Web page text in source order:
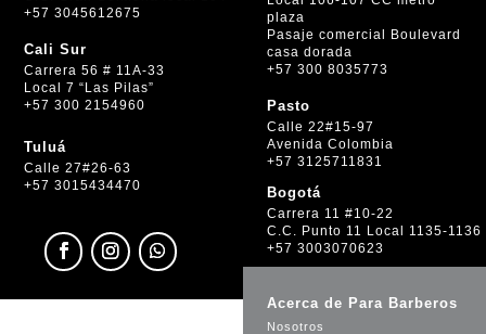
+57 3045612675
Cali Sur
Carrera 56 # 11A-33
Local 7 “Las Pilas”
+57 300 2154960
Tuluá
Calle 27#26-63
+57 3015434470
plaza
Pasaje comercial Boulevard
casa dorada
+57 300 8035773
Pasto
Calle 22#15-97
Avenida Colombia
+57 3125711831
Bogotá
Carrera 11 #10-22
C.C. Punto 11 Local 1135-1136
+57 3003070623
Acerca de Para Barberos
Nosotros